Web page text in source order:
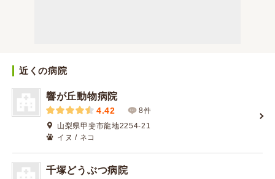
近くの病院
響が丘動物病院
4.42
8件
山梨県甲斐市龍地2254-21
イヌ / ネコ
千塚どうぶつ病院